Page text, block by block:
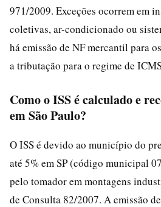
971/2009. Exceções ocorrem em
coletivas, ar-condicionado ou
há emissão de NF mercantil para
a tributação para o regime de
Como o ISS é calculado e
em São Paulo?
O ISS é devido ao município do
até 5% em SP (código municipal
pelo tomador em montagens
de Consulta 82/2007. A emissão